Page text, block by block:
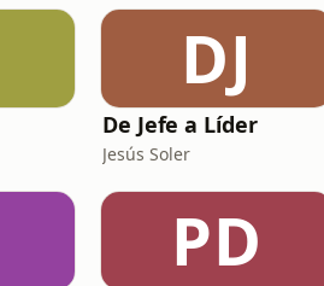
DJ
De Jefe a Líder
Jesús Soler
PD